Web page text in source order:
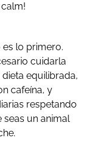
lo primero.
cuidarla
equilibrada,
cafeína, y
respetando
un animal